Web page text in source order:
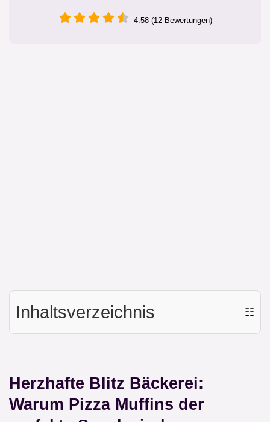
4.58 (12 Bewertungen)
Inhaltsverzeichnis ☷
Herzhafte Blitz Bäckerei:
Warum Pizza Muffins der